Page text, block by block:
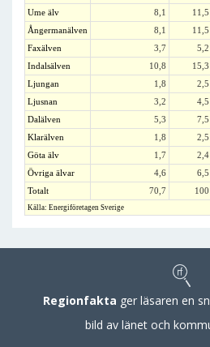
Ume älv
8,1
11,5
Ångermanälven
8,1
11,5
Faxälven
3,7
5,2
Indalsälven
10,8
15,3
Ljungan
1,8
2,5
Ljusnan
3,2
4,5
Dalälven
5,3
7,5
Klarälven
1,8
2,5
Göta älv
1,7
2,4
Övriga älvar
4,6
6,5
Totalt
70,7 100
Källa: Energiföretagen Sverige
Regionfakta ger läsaren en
bild av länet och